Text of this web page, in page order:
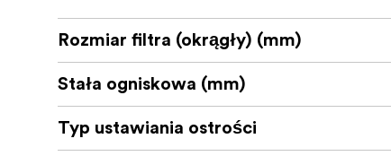
Minimalna odległość ogniskowania:
Maksymalny współczynnik
Kompatybilność formatu: 35mm Full
Kompatybilność z aparatami: Aparaty
Rozmiar filtra (okrągły) (mm)
Stała ogniskowa (mm)
Typ ustawiania ostrości